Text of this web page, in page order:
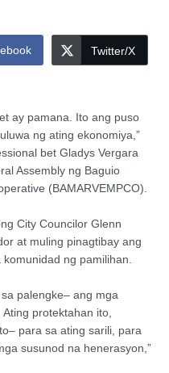
Twitter/X
ay pamana. Ito ang puso
ng ating ekonomiya,”
bet Gladys Vergara
Assembly ng Baguio
(BAMARVEMPCO).
City Councilor Glenn
at muling pinagtibay ang
ng pamilihan.
palengke– ang mga
protektahan ito,
para sa ating sarili, para
susunod na henerasyon,”